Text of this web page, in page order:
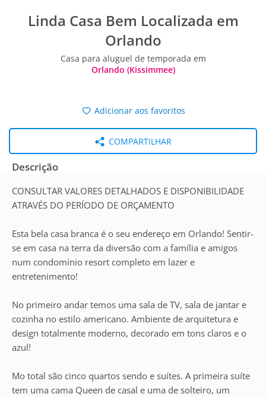
Linda Casa Bem Localizada em
Orlando
Casa para aluguel de temporada em
Orlando (Kissimmee)
Adicionar aos favoritos
COMPARTILHAR
Descrição
CONSULTAR VALORES DETALHADOS E DISPONIBILIDADE
ATRAVÉS DO PERÍODO DE ORÇAMENTO
Esta bela casa branca é o seu endereço em Orlando! Sentir-
se em casa na terra da diversão com a família e amigos
num condomínio resort completo em lazer e
entretenimento!
No primeiro andar temos uma sala de TV, sala de jantar e
cozinha no estilo americano. Ambiente de arquitetura e
design totalmente moderno, decorado em tons claros e o
azul!
Mo total são cinco quartos sendo e suítes. A primeira suíte
tem uma cama Queen de casal e uma de solteiro, um